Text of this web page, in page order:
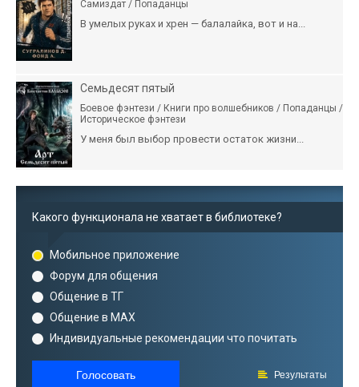
Самиздат / Попаданцы
В умелых руках и хрен — балалайка, вот и на...
Семьдесят пятый
Боевое фэнтези / Книги про волшебников / Попаданцы /
Историческое фэнтези
У меня был выбор провести остаток жизни...
Какого функционала не хватает в библиотеке?
Мобильное приложение
Форум для общения
Общение в ТГ
Общение в MAX
Индивидуальные рекомендации что почитать
Голосовать Результаты